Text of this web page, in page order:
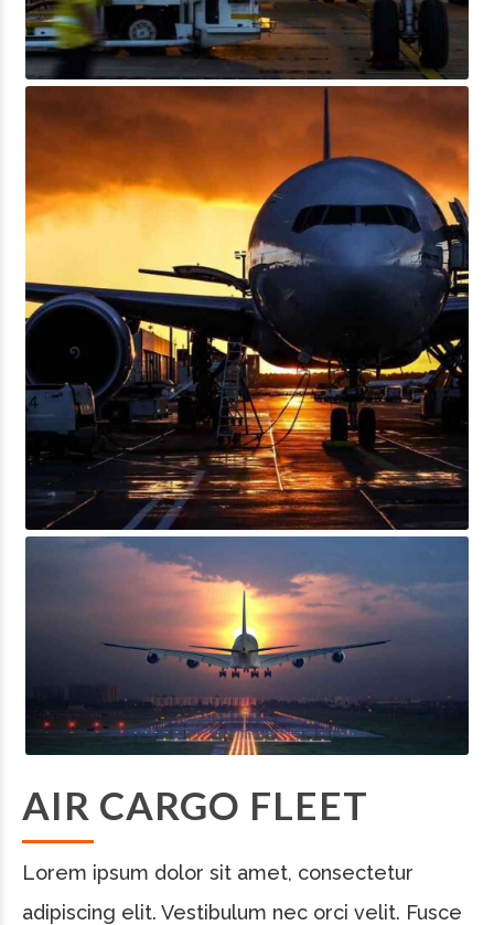
AIR CARGO FLEET
Lorem ipsum dolor sit amet, consectetur
adipiscing elit. Vestibulum nec orci velit. Fusce